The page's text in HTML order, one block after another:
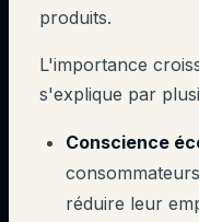
produits.
L'importance
s'explique par
Conscience
réduire leur